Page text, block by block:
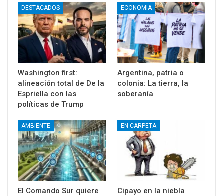
DESTACADOS
Washington first:
alineación total de De la
Espriella con las
políticas de Trump
ECONOMIA
Argentina, patria o
colonia: La tierra, la
soberanía
AMBIENTE
El Comando Sur quiere
EN CARPETA
Cipayo en la niebla